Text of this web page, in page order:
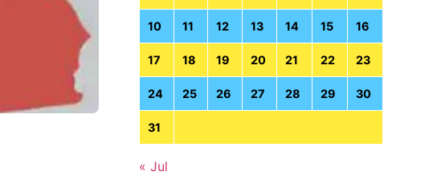
10 11 12 13 14 15 16
17 18 19 20 21 22 23
24 25 26 27 28 29 30
31
« Jul